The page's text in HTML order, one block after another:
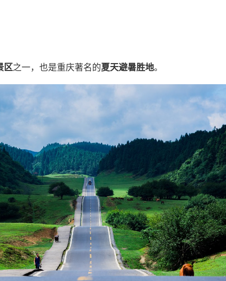
区之一，也是重庆著名的夏天避暑胜地。